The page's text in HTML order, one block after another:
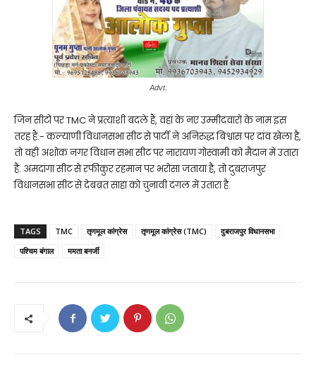
Advt.
जिन सीटों पर TMC ने प्रत्याशी बदले हैं, वहां के नए उम्मीदवारों के नाम इस
तरह हैं:- कल्याणी विधानसभा सीट से पार्टी ने अनिरुद्ध बिश्वास पर दांव खेला है,
तो वहीं अशोक नगर विधान सभा सीट पर नारायण गोस्वामी को मैदान में उतारा
है. अमदांगा सीट से रफीकुर रहमान पर भरोसा जताया है, तो दुबराजपुर
विधानसभा सीट से देबब्रत साहा को चुनावी दंगल में उतारा है.
TAGS TMC तृणमूल कांग्रेस तृणमूल कांग्रेस (TMC)
दुबराजपुर विधानसभा
पश्चिम बंगाल
ममता बनर्जी